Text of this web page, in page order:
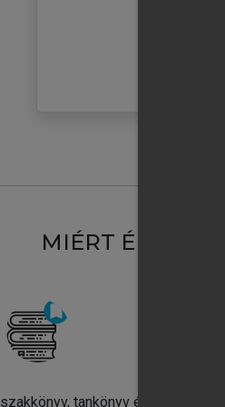
MIÉRT
szakkönyv, tankönyv és